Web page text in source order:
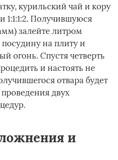
курильский чай и кору
1:1:1:2. Получившуюся
залейте литром
посудину на плиту и
огонь. Спустя четверть
и настоять не
отвара будет
двух
и